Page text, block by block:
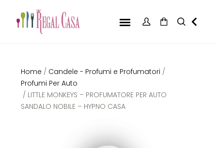
Home / Candele - Profumi e Profumatori /
Profumi Per Auto
/ LITTLE MONKEYS – PROFUMATORE PER AUTO
SANDALO NOBILE – HYPNO CASA